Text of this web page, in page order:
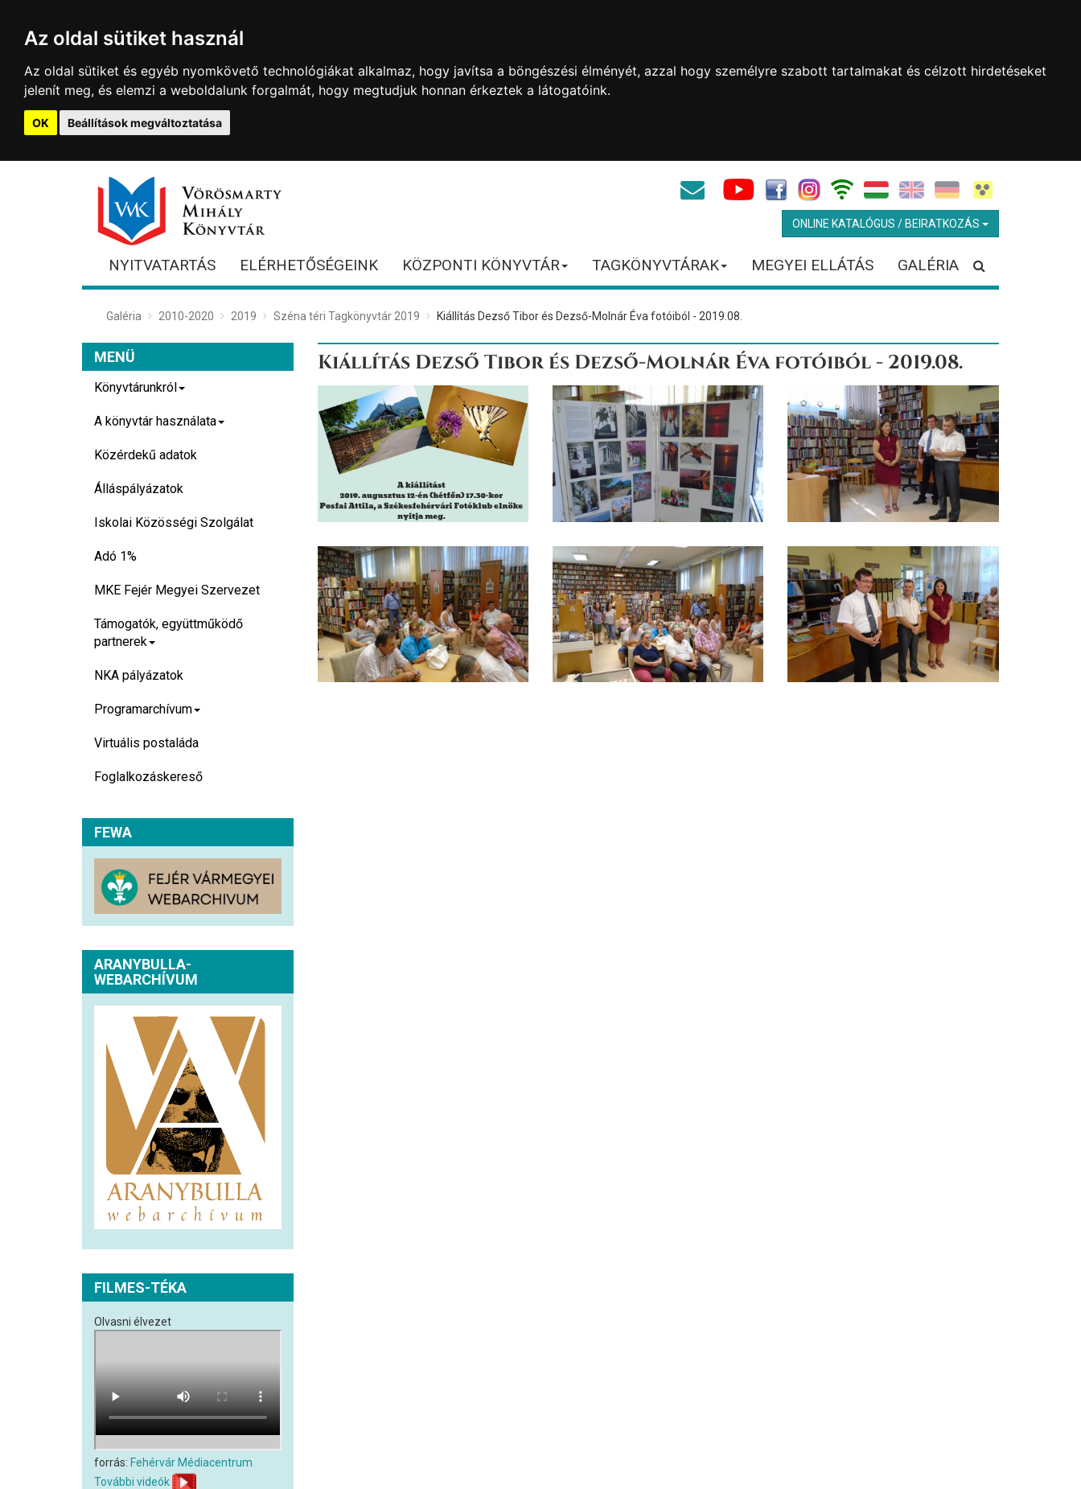
Az oldal sütiket használ
Az oldal sütiket és egyéb nyomkövető technológiákat alkalmaz, hogy javítsa a böngészési élményét, azzal hogy személyre szabott tartalmakat és célzott hirdetéseket
jelenít meg, és elemzi a weboldalunk forgalmát, hogy megtudjuk honnan érkeztek a látogatóink.
OK Beállítások megváltoztatása
ONLINE KATALÓGUS / BEIRATKOZÁS
NYITVATARTÁS ELÉRHETŐSÉGEINK KÖZPONTI KÖNYVTÁR TAGKÖNYVTÁRAK MEGYEI ELLÁTÁS GALÉRIA
Galéria 2010-2020 2019 Széna téri Tagkönyvtár 2019 Kiállítás Dezső Tibor és Dezső-Molnár Éva fotóiból - 2019.08.
Kiállítás Dezső Tibor és Dezső-Molnár Éva fotóiból - 2019.08.
MENÜ
Könyvtárunkról
A könyvtár használata
Közérdekű adatok
Álláspályázatok
Iskolai Közösségi Szolgálat
Adó 1%
MKE Fejér Megyei Szervezet
Támogatók, együttműködő
partnerek
NKA pályázatok
Programarchívum
Virtuális postaláda
Foglalkozáskereső
FEWA
ARANYBULLA-
WEBARCHÍVUM
FILMES-TÉKA
Olvasni élvezet
forrás: Fehérvár Médiacentrum
További videók